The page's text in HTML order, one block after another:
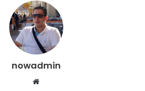
nowadmin
Website